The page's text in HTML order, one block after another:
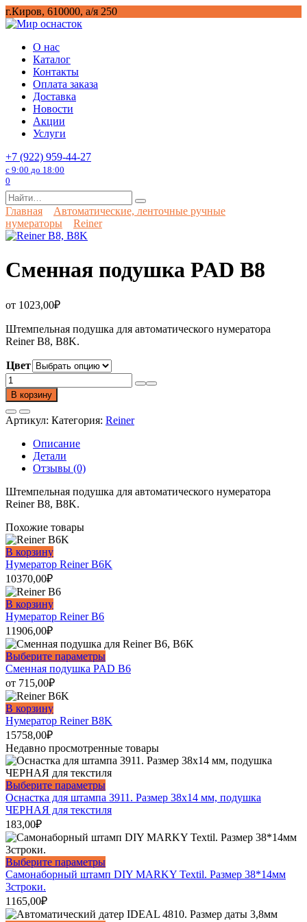
Перейти
к
г.Киров, 610000, а/я 250
О нас
Каталог
Контакты
Оплата заказа
Доставка
Новости
Акции
Услуги
+7 (922) 959-44-27
с 9:00 до 18:00
0
Search
for:
Главная
Автоматические, ленточные ручные
нумераторы
Reiner
Сменная подушка PAD B8
от 1023,00₽
Штемпельная подушка для автоматического нумератора
Reiner B8, B8K.
Цвет
Количество
товара
Сменная
подушка
PAD
В корзину
Артикул: Категория: Reiner
Описание
Детали
Отзывы (0)
Штемпельная подушка для автоматического нумератора
Reiner B8, B8K.
Похожие товары
В корзину
Нумератор Reiner B6K
10370,00₽
В корзину
Нумератор Reiner B6
11906,00₽
Выберите параметрыЭтот
товар
Опции
можно
на
странице
товара.
Сменная подушка PAD B6
от 715,00₽
В корзину
Нумератор Reiner B8K
15758,00₽
Недавно просмотренные товары
Выберите параметрыЭтот
товар
имеет
вариаций.
можно
выбрать
на
товара.
Оснастка для штампа 3911. Размер 38х14 мм, подушка
ЧЕРНАЯ для текстиля
183,00₽
Выберите параметрыЭтот
товар
вариаций.
Самонаборный штамп DIY MARKY Textil. Размер 38*14мм
3строки.
1165,00₽